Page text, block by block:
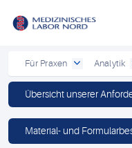
Für Praxen Analytik
Übersicht unserer
Material- und